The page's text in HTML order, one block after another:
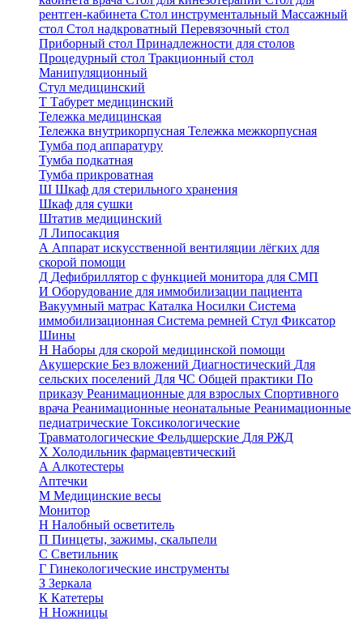
рентген-кабинета Стол инструментальный Массажный
стол Стол надкроватный Перевязочный стол
Приборный стол Принадлежности для столов
Процедурный стол Тракционный стол
Манипуляционный
Стул медицинский
Т Табурет медицинский
Тележка медицинская
Тележка внутрикорпусная Тележка межкорпусная
Тумба под аппаратуру
Тумба подкатная
Тумба прикроватная
Ш Шкаф для стерильного хранения
Шкаф для сушки
Штатив медицинский
Л Липосакция
А Аппарат искусственной вентиляции лёгких для
скорой помощи
Д Дефибриллятор с функцией монитора для СМП
И Оборудование для иммобилизации пациента
Вакуумный матрас Каталка Носилки Система
иммобилизационная Система ремней Стул Фиксатор
Шины
Н Наборы для скорой медицинской помощи
Акушерские Без вложений Диагностический Для
сельских поселений Для ЧС Общей практики По
приказу Реанимационные для взрослых Спортивного
врача Реанимационные неонатальные Реанимационные
педиатрические Токсикологические
Травматологические Фельдшерские Для РЖД
Х Холодильник фармацевтический
А Алкотестеры
Аптечки
М Медицинские весы
Монитор
Н Налобный осветитель
П Пинцеты, зажимы, скальпели
С Светильник
Г Гинекологические инструменты
З Зеркала
К Катетеры
Н Ножницы